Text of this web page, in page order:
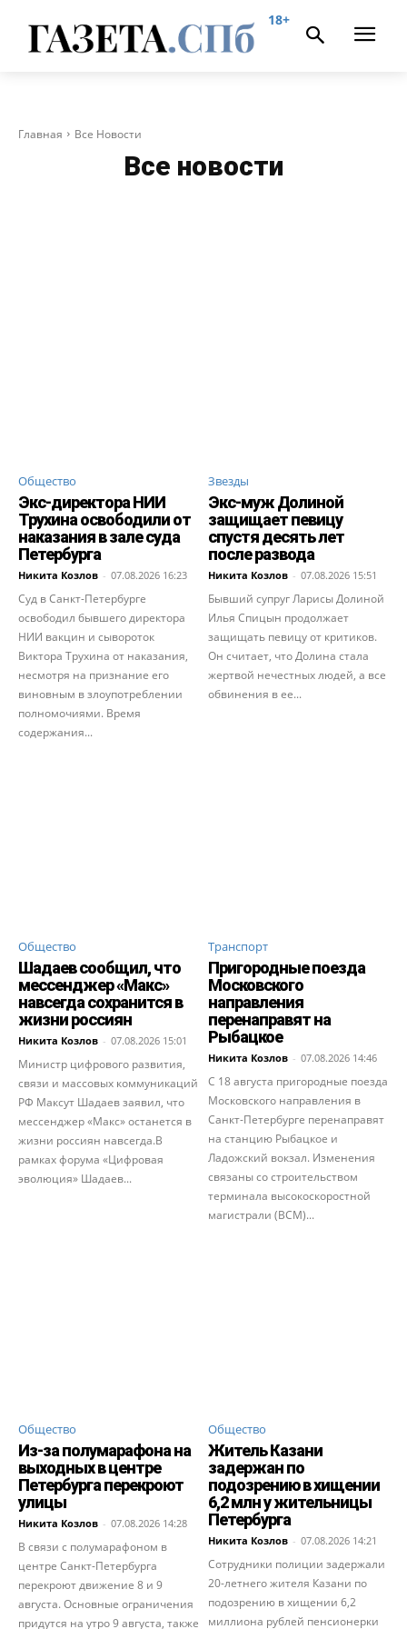
18+
Главная Все Новости
Все новости
Общество
Экс-директора НИИ
Трухина освободили от
наказания в зале суда
Петербурга
Никита Козлов - 07.08.2026 16:23
Суд в Санкт-Петербурге
освободил бывшего директора
НИИ вакцин и сывороток
Виктора Трухина от наказания,
несмотря на признание его
виновным в злоупотреблении
полномочиями. Время
содержания...
Звезды
Экс-муж Долиной
защищает певицу
спустя десять лет
после развода
Никита Козлов - 07.08.2026 15:51
Бывший супруг Ларисы Долиной
Илья Спицын продолжает
защищать певицу от критиков.
Он считает, что Долина стала
жертвой нечестных людей, а все
обвинения в ее...
Общество
Шадаев сообщил, что
мессенджер «Макс»
навсегда сохранится в
жизни россиян
Никита Козлов - 07.08.2026 15:01
Министр цифрового развития,
связи и массовых коммуникаций
РФ Максут Шадаев заявил, что
мессенджер «Макс» останется в
жизни россиян навсегда.В
рамках форума «Цифровая
эволюция» Шадаев...
Транспорт
Пригородные поезда
Московского
направления
перенаправят на
Рыбацкое
Никита Козлов - 07.08.2026 14:46
С 18 августа пригородные поезда
Московского направления в
Санкт-Петербурге перенаправят
на станцию Рыбацкое и
Ладожский вокзал. Изменения
связаны со строительством
терминала высокоскоростной
магистрали (ВСМ)...
Общество
Из-за полумарафона на
выходных в центре
Петербурга перекроют
улицы
Никита Козлов - 07.08.2026 14:28
В связи с полумарафоном в
центре Санкт-Петербурга
перекроют движение 8 и 9
августа. Основные ограничения
придутся на утро 9 августа, также
Общество
Житель Казани
задержан по
подозрению в хищении
6,2 млн у жительницы
Петербурга
Никита Козлов - 07.08.2026 14:21
Сотрудники полиции задержали
20-летнего жителя Казани по
подозрению в хищении 6,2
миллиона рублей пенсионерки